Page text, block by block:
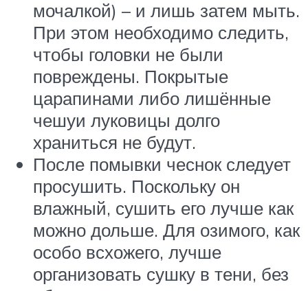
мочалкой) – и лишь затем мыть.
При этом необходимо следить,
чтобы головки не были
повреждены. Покрытые
царапинами либо лишённые
чешуи луковицы долго
храниться не будут.
После помывки чеснок следует
просушить. Поскольку он
влажный, сушить его лучше как
можно дольше. Для озимого, как
особо всхожего, лучше
организовать сушку в тени, без